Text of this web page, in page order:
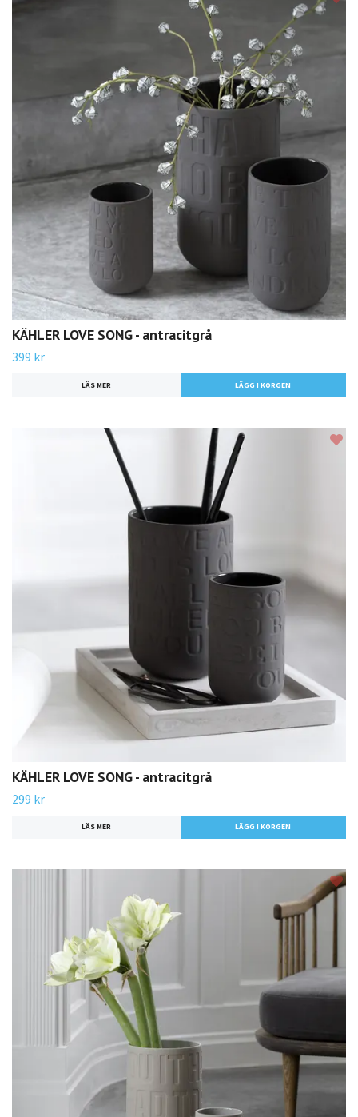
KÄHLER LOVE SONG - antracitgrå
399 kr
LÄS MER
KÄHLER LOVE SONG - antracitgrå
299 kr
LÄS MER